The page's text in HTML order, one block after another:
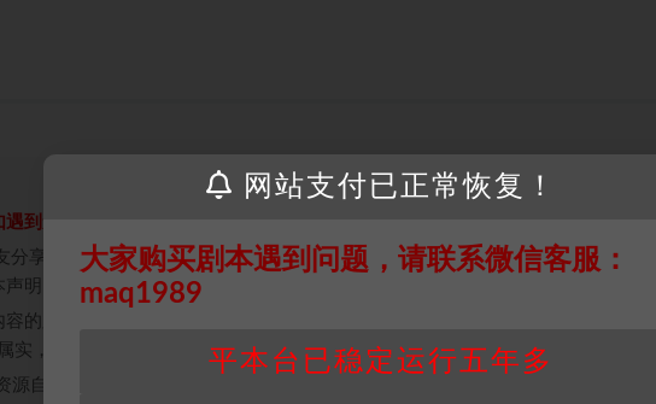
到无效链接请联系客服补发！！！网盘不限速下载神器→
分享投稿+个人整理而来，仅供学习研究使用，请勿用于商业用途!任何人访问、浏
明，理解并同意受本条约约束，并遵守所有适用的法律法规。
容的版权均属于机关版权或权利人。如有侵权，请发邮件通知并提供相关证实资料
实，我们将会在三天内下架相关剧本攻略。
源自身价值，本站积分为本站收取的赞助费，用于本站整理资料的时间成本及网站
网站支付已正常恢复！
大家购买剧本遇到问题，请联系微信客服：
maq1989
平本台已稳定运行五年多